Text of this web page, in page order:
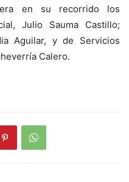
en su recorrido los
Julio Sauma Castillo;
Aguilar, y de Servicios
Calero.